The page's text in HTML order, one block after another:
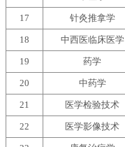
17 针灸推拿学
18 中西医临床医学
19 药学
20 中药学
21 医学检验技术
22 医学影像技术